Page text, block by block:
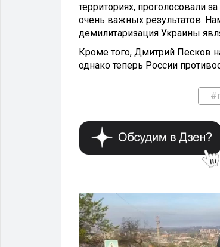
территориях, проголосовали
очень важных результатов.
демилитаризация Украины
Кроме того, Дмитрий Песков
однако теперь России